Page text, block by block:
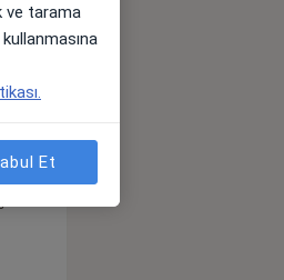
Pzt,
10 Ağustos
ve tarama
Et